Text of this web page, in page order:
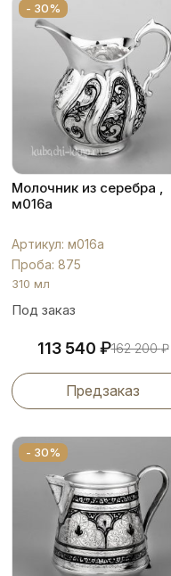
- 30%
Молочник из серебра ,
м016а
Артикул: м016а
Проба: 875
310 мл
Под заказ
113 540 ₽162 200₽
Предзаказ
- 30%